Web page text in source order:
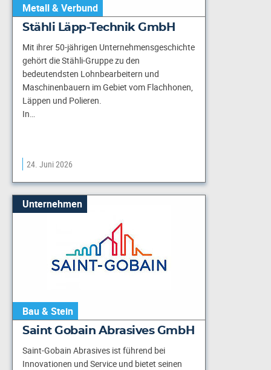
Metall & Verbund
Stähli Läpp-Technik GmbH
Mit ihrer 50-jährigen Unternehmensgeschichte
gehört die Stähli-Gruppe zu den
bedeutendsten Lohnbearbeitern und
Maschinenbauern im Gebiet vom Flachhonen,
Läppen und Polieren.
In…
24. Juni 2026
Unternehmen
Bau & Stein
Saint Gobain Abrasives GmbH
Saint-Gobain Abrasives ist führend bei
Innovationen und Service und bietet seinen